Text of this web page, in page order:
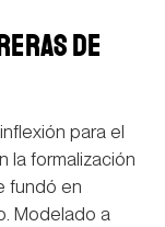
DE
para el
la formalización
fundó en
Modelado a